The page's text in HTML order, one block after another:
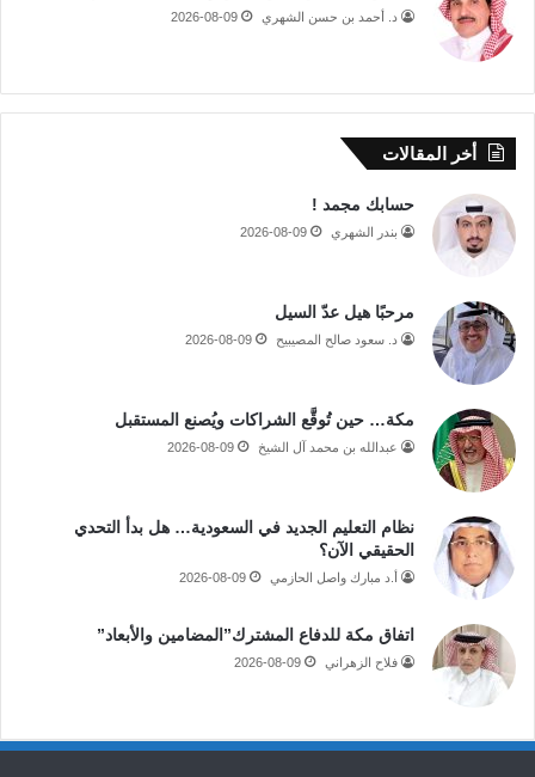
د. أحمد بن حسن الشهري 2026-08-09
أخر المقالات
حسابك مجمد !
بندر الشهري 2026-08-09
مرحبًا هيل عدّ السيل
د. سعود صالح المصيبيح 2026-08-09
مكة… حين تُوقَّع الشراكات ويُصنع المستقبل
عبدالله بن محمد آل الشيخ 2026-08-09
نظام التعليم الجديد في السعودية… هل بدأ التحدي
الحقيقي الآن؟
أ.د مبارك واصل الحازمي 2026-08-09
اتفاق مكة للدفاع المشترك”المضامين والأبعاد”
فلاح الزهراني 2026-08-09